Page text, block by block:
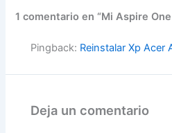
o
o
tir
1 comentario en “Mi Aspire
Pingback: Reinstalar Xp Acer
Deja un comentario